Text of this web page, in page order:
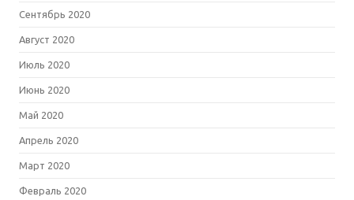
Сентябрь 2020
Август 2020
Июль 2020
Июнь 2020
Май 2020
Апрель 2020
Март 2020
Февраль 2020